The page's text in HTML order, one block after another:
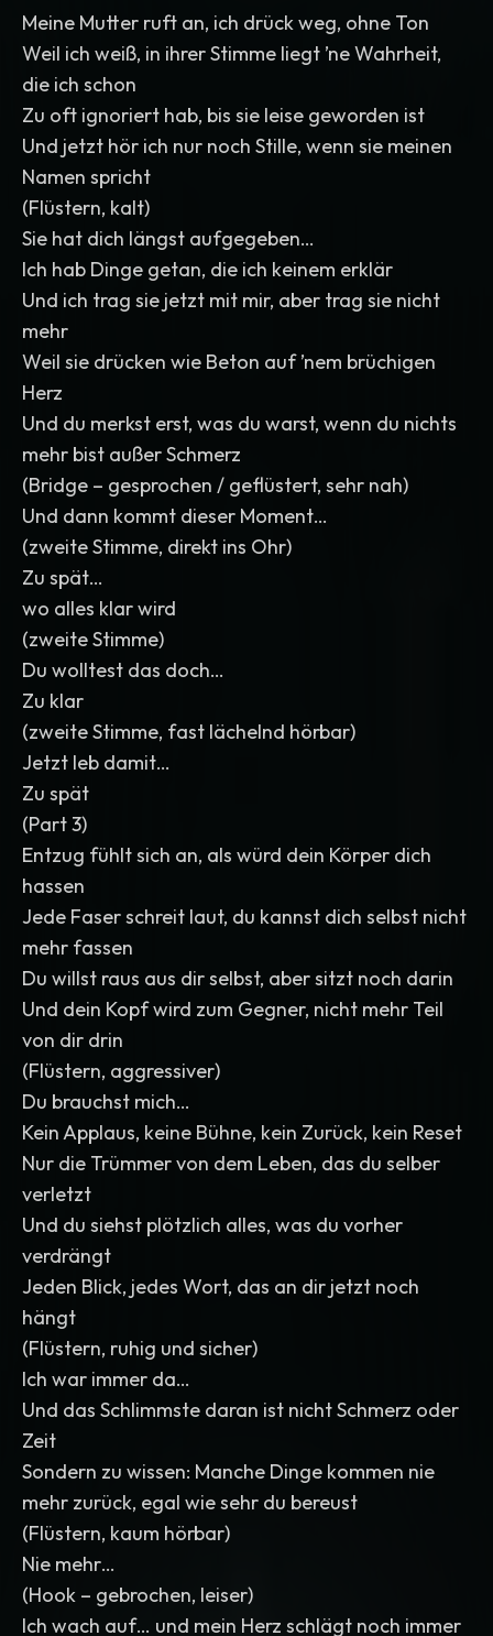
Meine Mutter ruft an, ich drück weg, ohne Ton
Weil ich weiß, in ihrer Stimme liegt ’ne Wahrheit,
die ich schon
Zu oft ignoriert hab, bis sie leise geworden ist
Und jetzt hör ich nur noch Stille, wenn sie meinen
Namen spricht
(Flüstern, kalt)
Sie hat dich längst aufgegeben…
Ich hab Dinge getan, die ich keinem erklär
Und ich trag sie jetzt mit mir, aber trag sie nicht
mehr
Weil sie drücken wie Beton auf ’nem brüchigen
Herz
Und du merkst erst, was du warst, wenn du nichts
mehr bist außer Schmerz
(Bridge – gesprochen / geflüstert, sehr nah)
Und dann kommt dieser Moment…
(zweite Stimme, direkt ins Ohr)
Zu spät…
wo alles klar wird
(zweite Stimme)
Du wolltest das doch…
Zu klar
(zweite Stimme, fast lächelnd hörbar)
Jetzt leb damit…
Zu spät
(Part 3)
Entzug fühlt sich an, als würd dein Körper dich
hassen
Jede Faser schreit laut, du kannst dich selbst nicht
mehr fassen
Du willst raus aus dir selbst, aber sitzt noch darin
Und dein Kopf wird zum Gegner, nicht mehr Teil
von dir drin
(Flüstern, aggressiver)
Du brauchst mich…
Kein Applaus, keine Bühne, kein Zurück, kein Reset
Nur die Trümmer von dem Leben, das du selber
verletzt
Und du siehst plötzlich alles, was du vorher
verdrängt
Jeden Blick, jedes Wort, das an dir jetzt noch
hängt
(Flüstern, ruhig und sicher)
Ich war immer da…
Und das Schlimmste daran ist nicht Schmerz oder
Zeit
Sondern zu wissen: Manche Dinge kommen nie
mehr zurück, egal wie sehr du bereust
(Flüstern, kaum hörbar)
Nie mehr…
(Hook – gebrochen, leiser)
Ich wach auf… und mein Herz schlägt noch immer